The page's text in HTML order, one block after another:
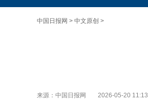
中国日报网 > 中文原创 >
来源：中国日报网 2026-05-20 11:13